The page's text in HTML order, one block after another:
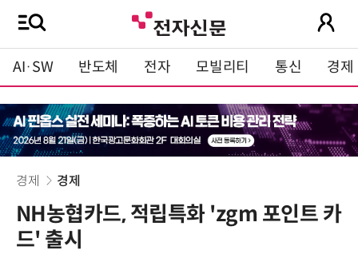
AI·SW 반도체 전자 모빌리티 통신 경제
경제 경제
NH농협카드, 적립특화 'zgm 포인트 카
드' 출시